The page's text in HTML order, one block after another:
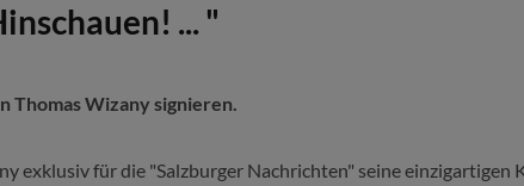
... "
Thomas Wizany signieren.
exklusiv für die "Salzburger Nachrichten" seine einzigartigen